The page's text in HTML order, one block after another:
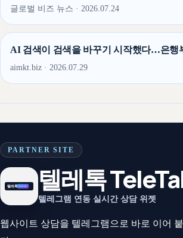
글로벌 비즈 뉴스 · 2026.07.24
AI 검색이 검색을 바꾸기 시작했다…은행
aimkt.biz · 2026.07.29
PARTNER SITE
텔레톡
텔레그램 연동 실시간 상담 위젯
웹사이트 상담을 텔레그램으로 바로 이어